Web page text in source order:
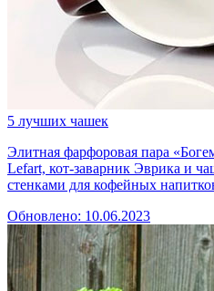
5 лучших чашек
Элитная фарфоровая пара
Lefart, кот-заварник Эврика и
стенками для кофейных
Обновлено: 10.06.2023